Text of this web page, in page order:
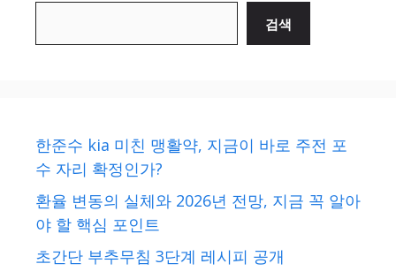
검색
한준수 kia 미친 맹활약, 지금이 바로 주전 포
수 자리 확정인가?
환율 변동의 실체와 2026년 전망, 지금 꼭 알아
야 할 핵심 포인트
초간단 부추무침 3단계 레시피 공개